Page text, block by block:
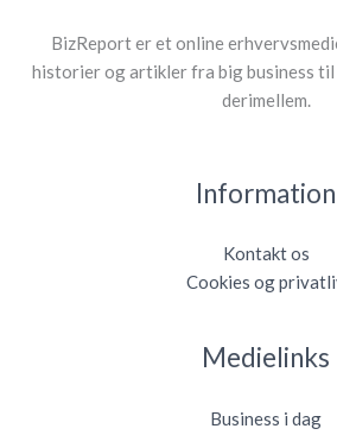
BizReport er et online
historier og artikler fra big business
derimellem.
Information
Kontakt os
Cookies og
Medielinks
Business i dag